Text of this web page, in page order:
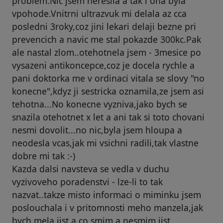
vpohode.Vnitrni ultrazvuk mi delala az cca
posledni 3roky,coz jini lekari delaji bezne pri
prevencich a navic me stal pokazde 300kc.Pak
ale nastal zlom..otehotnela jsem - 3mesice po
vysazeni antikoncepce,coz je docela rychle a
pani doktorka me v ordinaci vitala se slovy "no
konecne",kdyz ji sestricka oznamila,ze jsem asi
tehotna...No konecne vyzniva,jako bych se
snazila otehotnet x let a ani tak si toto chovani
nesmi dovolit...no nic,byla jsem hloupa a
neodesla vcas,jak mi vsichni radili,tak vlastne
dobre mi tak :-)
Kazda dalsi navsteva se vedla v duchu
vyzivoveho poradenstvi - lze-li to tak
nazvat..takze misto informaci o miminku jsem
poslouchala i v pritomnosti meho manzela,jak
bych mela jist a co smim a nesmim jist